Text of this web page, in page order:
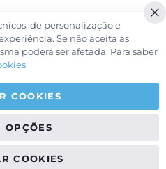
de personalização e
Se não aceita as
poderá ser afetada. Para saber
COOKIES
OPÇÕES
COOKIES